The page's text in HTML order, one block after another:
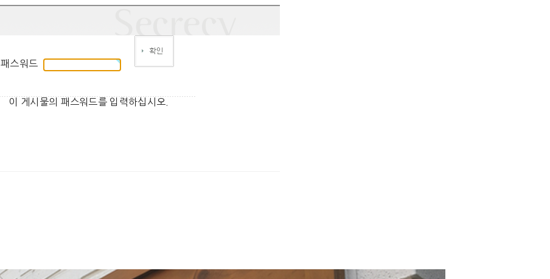
패스워드
이 게시물의 패스워드를 입력하십시오.